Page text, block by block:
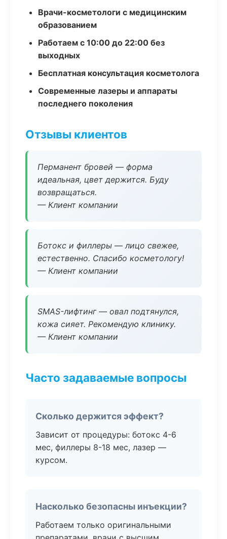
Врачи-косметологи с медицинским
образованием
Работаем с 10:00 до 22:00 без
выходных
Бесплатная консультация косметолога
Современные лазеры и аппараты
последнего поколения
Отзывы клиентов
Перманент бровей — форма
идеальная, цвет держится. Буду
возвращаться.
— Клиент компании
Ботокс и филлеры — лицо свежее,
естественно. Спасибо косметологу!
— Клиент компании
SMAS-лифтинг — овал подтянулся,
кожа сияет. Рекомендую клинику.
— Клиент компании
Часто задаваемые вопросы
Сколько держится эффект?
Зависит от процедуры: ботокс 4-6
мес, филлеры 8-18 мес, лазер —
курсом.
Насколько безопасны инъекции?
Работаем только оригинальными